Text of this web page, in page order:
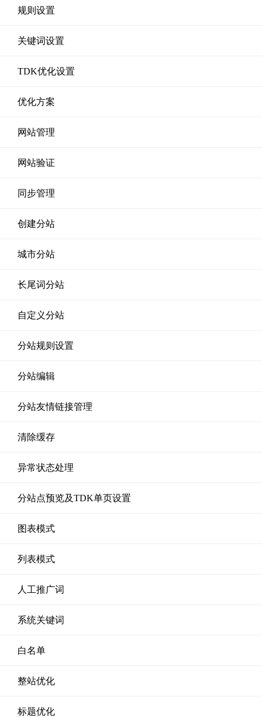
规则设置
关键词设置
TDK优化设置
优化方案
网站管理
网站验证
同步管理
创建分站
城市分站
长尾词分站
自定义分站
分站规则设置
分站编辑
分站友情链接管理
清除缓存
异常状态处理
分站点预览及TDK单页设置
图表模式
列表模式
人工推广词
系统关键词
白名单
整站优化
标题优化